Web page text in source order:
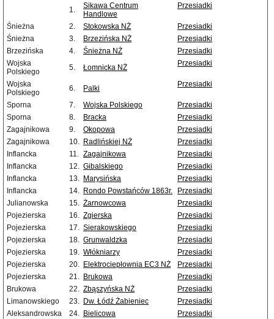
1.
Sikawa Centrum
Handlowe
Przesiadki
Śnieżna 2. Stokowska NŻ
Przesiadki
Śnieżna
3. Brzezińska NŻ
Przesiadki
Brzezińska
4. Śnieżna NŻ
Przesiadki
Wojska
Polskiego
5. Łomnicka NŻ Przesiadki
Wojska
Polskiego
6. Palki Przesiadki
Sporna 7. Wojska Polskiego
Przesiadki
Sporna
8. Bracka
Przesiadki
Zagajnikowa
9. Okopowa
Przesiadki
Zagajnikowa
10. Radlińskiej NŻ
Przesiadki
Inflancka
11. Zagajnikowa
Przesiadki
Inflancka
12. Gibalskiego
Przesiadki
Inflancka
13. Marysińska
Przesiadki
Inflancka
14. Rondo Powstańców 1863r.
Przesiadki
Julianowska
15. Żarnowcowa
Przesiadki
Pojezierska
16. Zgierska
Przesiadki
Pojezierska
17. Sierakowskiego
Przesiadki
Pojezierska
18. Grunwaldzka
Przesiadki
Pojezierska
19. Włókniarzy
Przesiadki
Pojezierska
20. Elektrociepłownia EC3 NŻ
Przesiadki
Pojezierska
21. Brukowa
Przesiadki
Brukowa
22. Zbąszyńska NŻ
Przesiadki
Limanowskiego
23. Dw. Łódź Żabieniec
Przesiadki
Aleksandrowska
24. Bielicowa
Przesiadki